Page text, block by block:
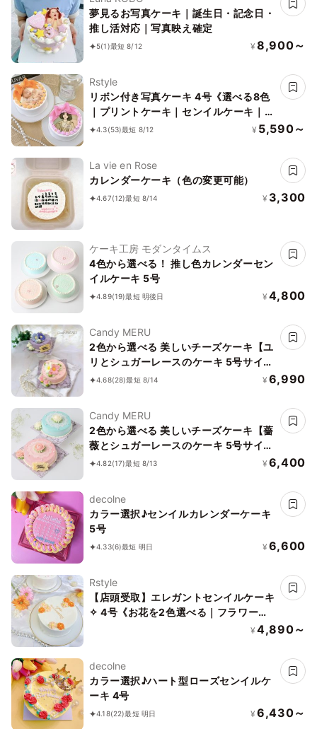
夢見るお写真ケーキ｜誕生日・記念日・
推し活対応｜写真映え確定
5(1)最短 8/12 ¥ 8,900～
Rstyle
リボン付き写真ケーキ 4号《選べる8色
｜プリントケーキ｜センイルケーキ｜韓
国｜お好きなメッセージで♪》
4.3(53)最短 8/12 ¥ 5,590～
La vie en Rose
カレンダーケーキ（色の変更可能）
4.67(12)最短 8/14 ¥ 3,300
ケーキ工房 モダンタイムス
4色から選べる！ 推し色カレンダーセン
イルケーキ 5号
4.89(19)最短 明後日 ¥ 4,800
Candy MERU
2色から選べる 美しいチーズケーキ【ユ
リとシュガーレースのケーキ 5号サイ
ズ】
4.68(28)最短 8/14 ¥ 6,990
Candy MERU
2色から選べる 美しいチーズケーキ【薔
薇とシュガーレースのケーキ 5号サイズ
15cm】
4.82(17)最短 8/13 ¥ 6,400
decolne
カラー選択♪センイルカレンダーケーキ
5号
4.33(6)最短 明日 ¥ 6,600
Rstyle
【店頭受取】エレガントセンイルケーキ
✧ 4号《お花を2色選べる｜フラワー｜
韓国｜誕生日｜お好きなメッセージ♪》
¥ 4,890～
decolne
カラー選択♪ハート型ローズセンイルケ
ーキ 4号
4.18(22)最短 明日 ¥ 6,430～